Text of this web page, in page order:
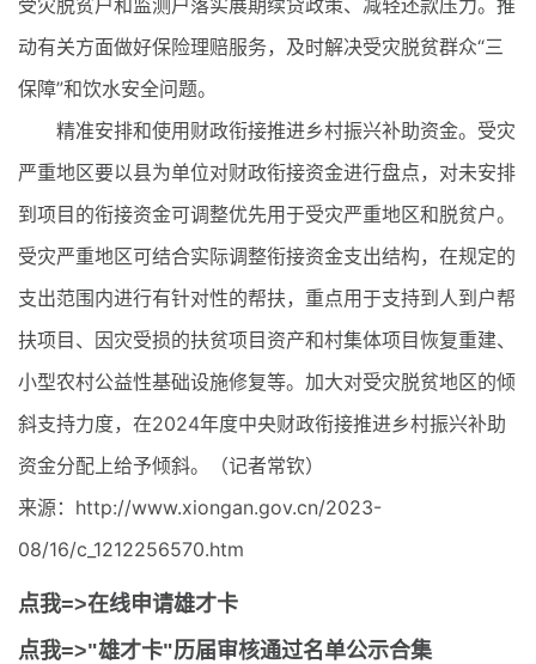
动有关方面做好保险理赔服务，及时解决受灾脱贫群众“三
保障”和饮水安全问题。
精准安排和使用财政衔接推进乡村振兴补助资金。受灾
严重地区要以县为单位对财政衔接资金进行盘点，对未安排
到项目的衔接资金可调整优先用于受灾严重地区和脱贫户。
受灾严重地区可结合实际调整衔接资金支出结构，在规定的
支出范围内进行有针对性的帮扶，重点用于支持到人到户帮
扶项目、因灾受损的扶贫项目资产和村集体项目恢复重建、
小型农村公益性基础设施修复等。加大对受灾脱贫地区的倾
斜支持力度，在2024年度中央财政衔接推进乡村振兴补助
资金分配上给予倾斜。（记者常钦）
来源：http://www.xiongan.gov.cn/2023-
08/16/c_1212256570.htm
点我=>在线申请雄才卡
点我=>"雄才卡"历届审核通过名单公示合集